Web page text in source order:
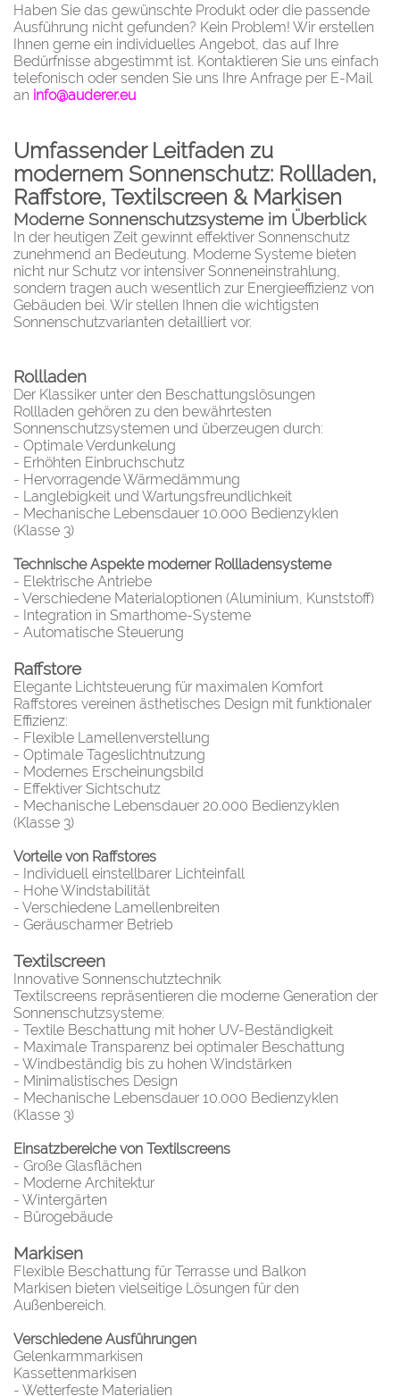
Haben Sie das gewünschte Produkt oder die passende
Ausführung nicht gefunden? Kein Problem! Wir erstellen
Ihnen gerne ein individuelles Angebot, das auf Ihre
Bedürfnisse abgestimmt ist. Kontaktieren Sie uns einfach
telefonisch oder senden Sie uns Ihre Anfrage per E-Mail
an info@auderer.eu
Umfassender Leitfaden zu
modernem Sonnenschutz: Rollladen,
Raffstore, Textilscreen & Markisen
Moderne Sonnenschutzsysteme im Überblick
In der heutigen Zeit gewinnt effektiver Sonnenschutz
zunehmend an Bedeutung. Moderne Systeme bieten
nicht nur Schutz vor intensiver Sonneneinstrahlung,
sondern tragen auch wesentlich zur Energieeffizienz von
Gebäuden bei. Wir stellen Ihnen die wichtigsten
Sonnenschutzvarianten detailliert vor.
Rollladen
Der Klassiker unter den Beschattungslösungen
Rollladen gehören zu den bewährtesten
Sonnenschutzsystemen und überzeugen durch:
- Optimale Verdunkelung
- Erhöhten Einbruchschutz
- Hervorragende Wärmedämmung
- Langlebigkeit und Wartungsfreundlichkeit
- Mechanische Lebensdauer 10.000 Bedienzyklen
(Klasse 3)
Technische Aspekte moderner Rollladensysteme
- Elektrische Antriebe
- Verschiedene Materialoptionen (Aluminium, Kunststoff)
- Integration in Smarthome-Systeme
- Automatische Steuerung
Raffstore
Elegante Lichtsteuerung für maximalen Komfort
Raffstores vereinen ästhetisches Design mit funktionaler
Effizienz:
- Flexible Lamellenverstellung
- Optimale Tageslichtnutzung
- Modernes Erscheinungsbild
- Effektiver Sichtschutz
- Mechanische Lebensdauer 20.000 Bedienzyklen
(Klasse 3)
Vorteile von Raffstores
- Individuell einstellbarer Lichteinfall
- Hohe Windstabilität
- Verschiedene Lamellenbreiten
- Geräuscharmer Betrieb
Textilscreen
Innovative Sonnenschutztechnik
Textilscreens repräsentieren die moderne Generation der
Sonnenschutzsysteme:
- Textile Beschattung mit hoher UV-Beständigkeit
- Maximale Transparenz bei optimaler Beschattung
- Windbeständig bis zu hohen Windstärken
- Minimalistisches Design
- Mechanische Lebensdauer 10.000 Bedienzyklen
(Klasse 3)
Einsatzbereiche von Textilscreens
- Große Glasflächen
- Moderne Architektur
- Wintergärten
- Bürogebäude
Markisen
Flexible Beschattung für Terrasse und Balkon
Markisen bieten vielseitige Lösungen für den
Außenbereich.
Verschiedene Ausführungen
Gelenkarmmarkisen
Kassettenmarkisen
- Wetterfeste Materialien